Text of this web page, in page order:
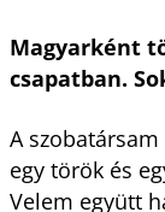
Magyarként
csapatban.
A
egy török és
Velem együtt